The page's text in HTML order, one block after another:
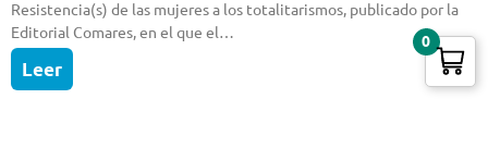
Resistencia(s) de las mujeres a los totalitarismos, publicado por la
Editorial Comares, en el que el…
Leer
0